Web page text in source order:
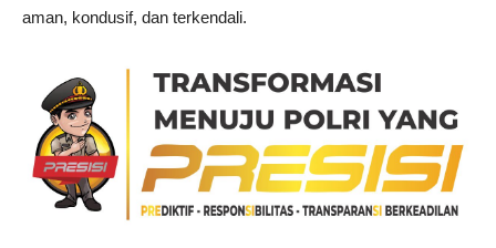
aman, kondusif, dan terkendali.